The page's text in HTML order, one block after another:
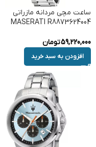
ساعت مچی مردانه مازراتی
MASERATI R8873624004
59,220,000تومان
افزودن به سبد خرید